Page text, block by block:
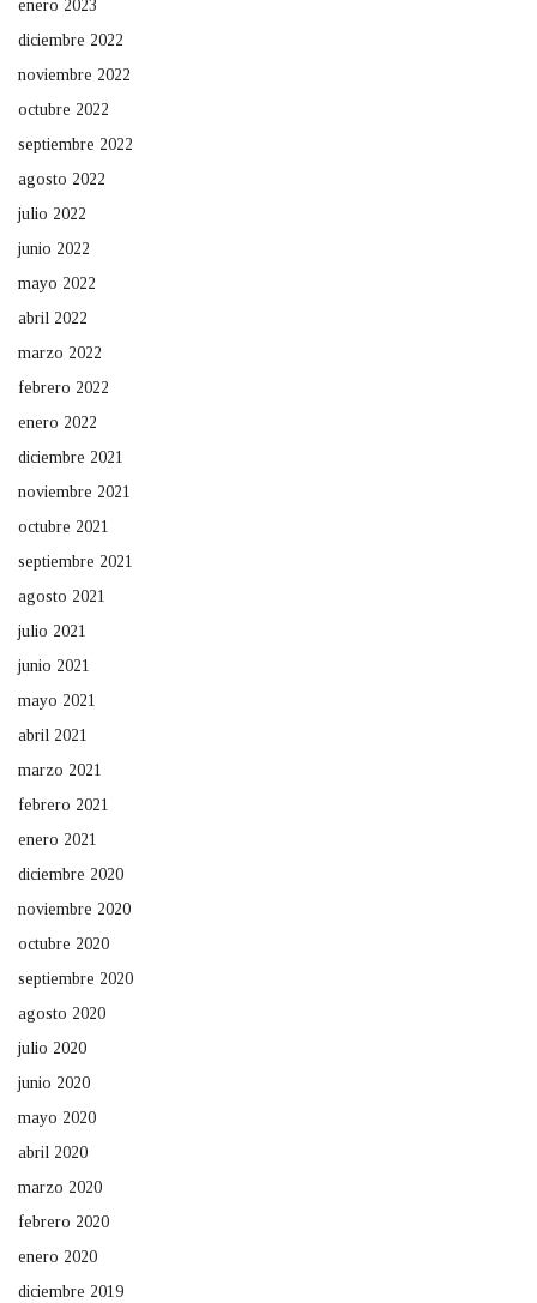
enero 2023
diciembre 2022
noviembre 2022
octubre 2022
septiembre 2022
agosto 2022
julio 2022
junio 2022
mayo 2022
abril 2022
marzo 2022
febrero 2022
enero 2022
diciembre 2021
noviembre 2021
octubre 2021
septiembre 2021
agosto 2021
julio 2021
junio 2021
mayo 2021
abril 2021
marzo 2021
febrero 2021
enero 2021
diciembre 2020
noviembre 2020
octubre 2020
septiembre 2020
agosto 2020
julio 2020
junio 2020
mayo 2020
abril 2020
marzo 2020
febrero 2020
enero 2020
diciembre 2019